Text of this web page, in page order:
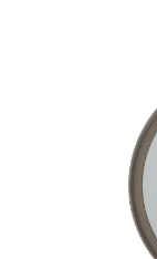
Bildergalerie